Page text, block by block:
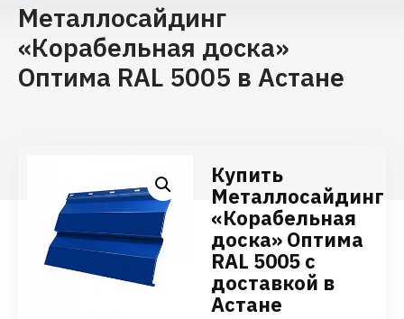
Металлосайдинг
«Корабельная доска»
Оптима RAL 5005 в Астане
Купить
Металлосайдинг
«Корабельная
доска» Оптима
RAL 5005 с
доставкой в
Астане